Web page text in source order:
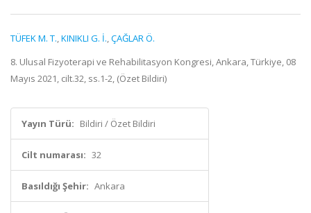
TÜFEK M. T.,KINIKLI G. İ.,ÇAĞLAR Ö.
8. Ulusal Fizyoterapi ve Rehabilitasyon Kongresi, Ankara, Türkiye, 08
Mayıs 2021, cilt.32, ss.1-2, (Özet Bildiri)
Yayın Türü: Bildiri / Özet Bildiri
Cilt numarası: 32
Basıldığı Şehir: Ankara